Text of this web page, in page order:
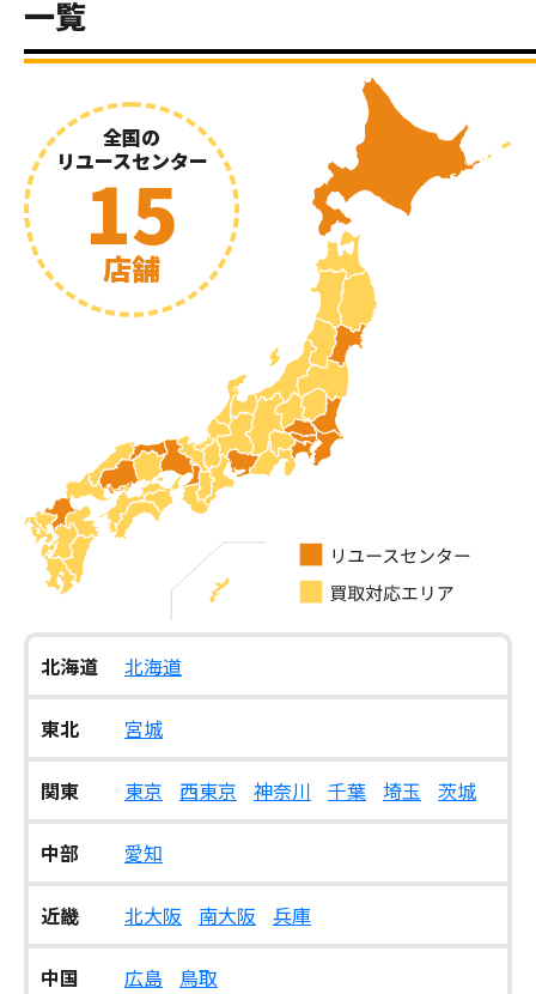
一覧
全国の
リユースセンター
15
店舗
北海道 北海道
東北 宮城
関東 東京 西東京 神奈川 千葉 埼玉 茨城
中部 愛知
近畿 北大阪 南大阪 兵庫
中国 広島 鳥取